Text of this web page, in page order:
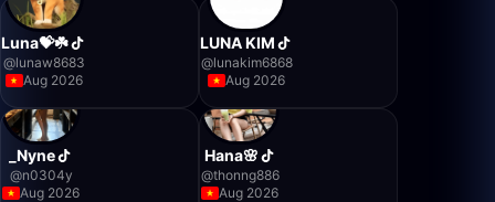
Luna💝☘️
@lunaw8683
Aug 2026
LUNA KIM
@lunakim6868
Aug 2026
_Nyne
@n0304y
Aug 2026
Hana🌸
@thonng886
Aug 2026